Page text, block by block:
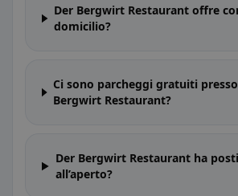
Der Bergwirt Restaurant offre
domicilio?
Ci sono parcheggi gratuiti
Bergwirt Restaurant?
Der Bergwirt Restaurant ha posti
all’aperto?